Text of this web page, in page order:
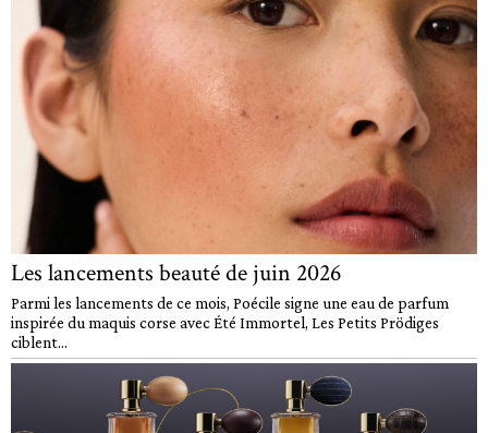
Les lancements beauté de juin 2026
Parmi les lancements de ce mois, Poécile signe une eau de parfum
inspirée du maquis corse avec Été Immortel, Les Petits Prödiges
ciblent...